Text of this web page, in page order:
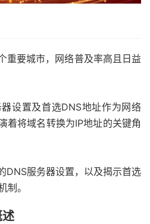
重要城市，网络普及率高且日益
设置及首选DNS地址作为网络
着将域名转换为IP地址的关键角
DNS服务器设置，以及揭示首选
制。